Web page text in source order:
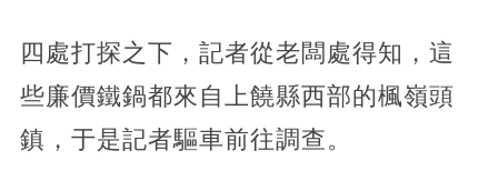
四處打探之下，記者從老闆處得知，這
些廉價鐵鍋都來自上饒縣西部的楓嶺頭
鎮，于是記者驅車前往調查。